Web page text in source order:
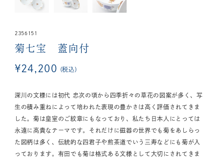
2356151
菊七宝 蓋向付
¥ 24,200 税込
深川の文様には初代 忠次の頃から四季折々の草花の図案が多く、写
生の積み重ねによって培われた表現の豊かさは高く評価されてきま
した。菊は皇室のご紋章にもなっており、私たち日本人にとっては
永遠に高貴なテーマです。それだけに磁器の世界でも菊をあしらっ
た図柄は多く、伝統的な四君子や煎茶道でいう三寿などにも菊が入
っております。有田でも菊は格式ある文様として大切にされてきま